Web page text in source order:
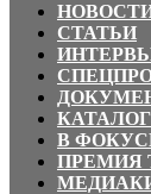
СТАТЬИ
В
ПРЕМИЯ